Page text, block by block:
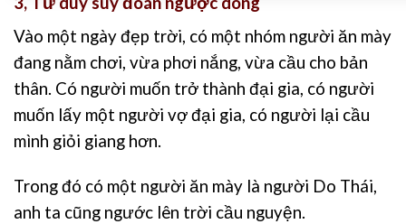
Vào một ngày đẹp trời, có một nhóm người ăn mày
đang nằm chơi, vừa phơi nắng, vừa cầu cho bản
thân. Có người muốn trở thành đại gia, có người
muốn lấy một người vợ đại gia, có người lại cầu
mình giỏi giang hơn.
Trong đó có một người ăn mày là người Do Thái,
anh ta cũng ngước lên trời cầu nguyện.